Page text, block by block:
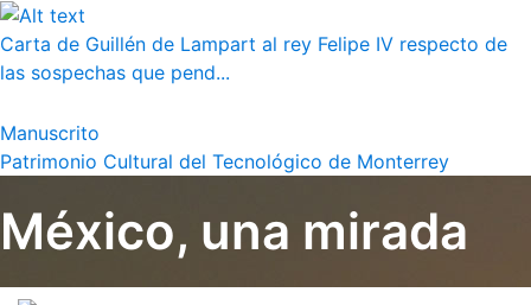
Carta de Guillén de Lampart al rey Felipe IV respecto de
las sospechas que pend...
Manuscrito
Patrimonio Cultural del Tecnológico de Monterrey
México, una mirada